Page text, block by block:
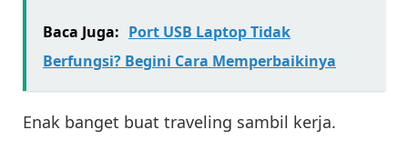
Baca Juga: Port USB Laptop Tidak
Berfungsi? Begini Cara Memperbaikinya
Enak banget buat traveling sambil kerja.